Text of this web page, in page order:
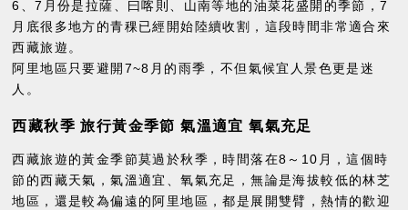
6、7月份是拉薩、曰喀則、山南等地的油菜花盛開的季節，7
月底很多地方的青稞已經開始陸續收割，這段時間非常適合來
西藏旅遊。
阿里地區只要避開7~8月的雨季，不但氣候宜人景色更是迷
人。
西藏秋季 旅行黃金季節 氣溫適宜 氧氣充足
西藏旅遊的黃金季節莫過於秋季，時間落在8～10月，這個時
節的西藏天氣，氣溫適宜、氧氣充足，無論是海拔較低的林芝
地區，還是較為偏遠的阿里地區，都是展開雙臂，熱情的歡迎